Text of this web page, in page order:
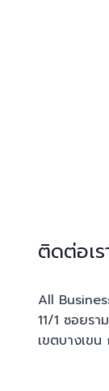
ติดต่อเร
All
11/1 ซอยร
เขตบางเข